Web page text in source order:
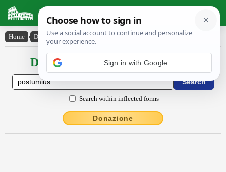
Latin Dictionary
Home › Declensions / Conjugations › Postŭmĭus
Declensions / Conjugations latin
Search within inflected forms
Donazione
Sign in with Google